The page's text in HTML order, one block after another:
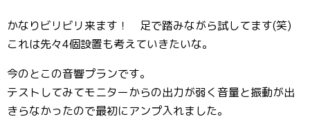
かなりビリビリ来ます！ 足で踏みながら試してます(笑)
これは先々4個設置も考えていきたいな。
今のとこの音響プランです。
テストしてみてモニターからの出力が弱く音量と振動が出
きらなかったので最初にアンプ入れました。